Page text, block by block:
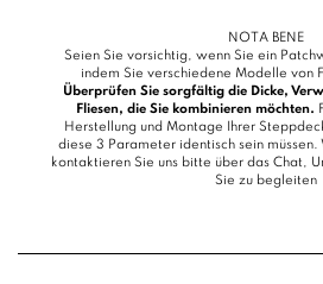
NOTA BENE
Seien Sie vorsichtig, wenn Sie ein
indem Sie verschiedene Modelle von
Überprüfen Sie sorgfältig die Dicke,
Fliesen, die Sie kombinieren möchten.
Herstellung und Montage Ihrer
diese 3 Parameter identisch sein müssen.
kontaktieren Sie uns bitte über das Chat,
Sie zu begleiten